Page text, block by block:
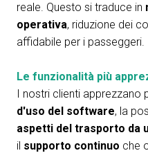
reale. Questo si traduce in
operativa, riduzione dei
affidabile per i passeggeri.
Le funzionalità più
I nostri clienti apprezzano
d'uso del software, la
aspetti del trasporto da
il supporto continuo che